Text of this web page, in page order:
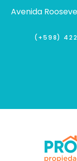
Avenida
(+598)